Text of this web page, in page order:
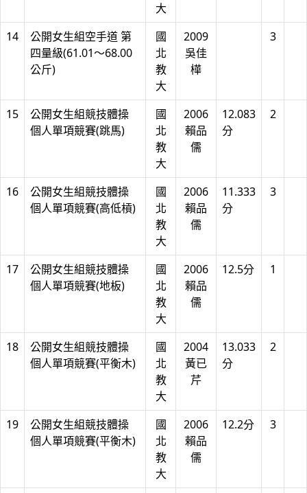
大
14
公開女生組空手道 第
四量級(61.01～68.00
公斤)
國
北
教
大
2009
吳佳
樺
3
15
公開女生組競技體操
個人單項競賽(跳馬)
國
北
教
大
2006
賴品
儒
12.083
分
2
16
公開女生組競技體操
個人單項競賽(高低槓)
國
北
教
大
2006
賴品
儒
11.333
分
3
17
公開女生組競技體操
個人單項競賽(地板)
國
北
教
大
2006
賴品
儒
12.5分 1
18
公開女生組競技體操
個人單項競賽(平衡木)
國
北
教
大
2004
黃已
芹
13.033
分
2
19
公開女生組競技體操
個人單項競賽(平衡木)
國
北
教
大
2006
賴品
儒
12.2分 3